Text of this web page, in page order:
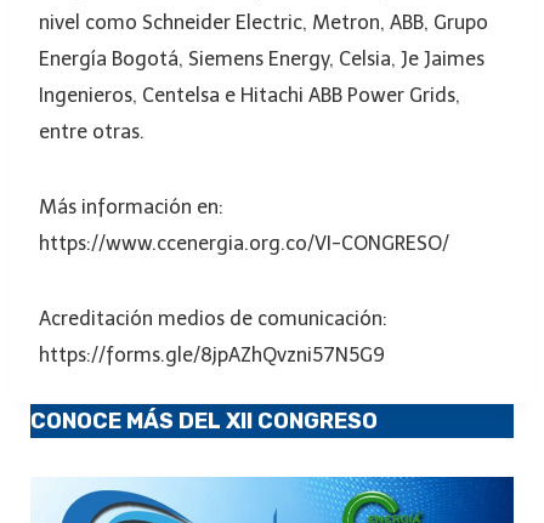
nivel como Schneider Electric, Metron, ABB, Grupo
Energía Bogotá, Siemens Energy, Celsia, Je Jaimes
Ingenieros, Centelsa e Hitachi ABB Power Grids,
entre otras.
Más información en:
https://www.ccenergia.org.co/VI-CONGRESO/
Acreditación medios de comunicación:
https://forms.gle/8jpAZhQvzni57N5G9
CONOCE MÁS DEL XII CONGRESO